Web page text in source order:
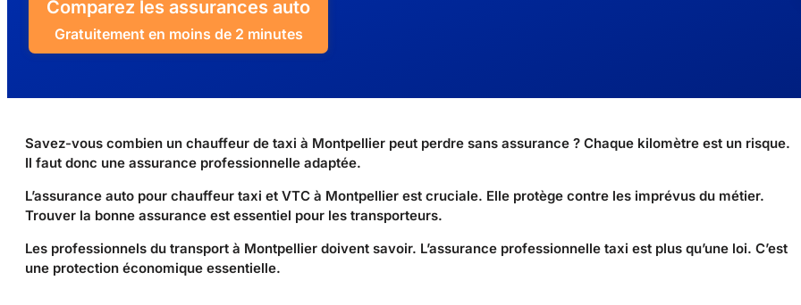
Comparez les assurances auto
Gratuitement en moins de 2 minutes
Savez-vous combien un chauffeur de taxi à Montpellier peut perdre sans assurance ? Chaque kilomètre est un risque.
Il faut donc une assurance professionnelle adaptée.
L’assurance auto pour chauffeur taxi et VTC à Montpellier est cruciale. Elle protège contre les imprévus du métier.
Trouver la bonne assurance est essentiel pour les transporteurs.
Les professionnels du transport à Montpellier doivent savoir. L’assurance professionnelle taxi est plus qu’une loi. C’est
une protection économique essentielle.